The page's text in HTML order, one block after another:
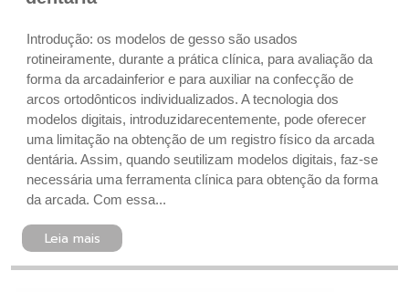
Introdução: os modelos de gesso são usados
rotineiramente, durante a prática clínica, para avaliação da
forma da arcadainferior e para auxiliar na confecção de
arcos ortodônticos individualizados. A tecnologia dos
modelos digitais, introduzidarecentemente, pode oferecer
uma limitação na obtenção de um registro físico da arcada
dentária. Assim, quando seutilizam modelos digitais, faz-se
necessária uma ferramenta clínica para obtenção da forma
da arcada. Com essa...
Leia mais